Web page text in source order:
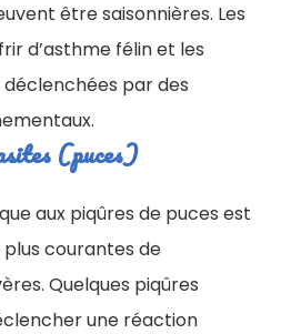
être saisonnières. Les
d’asthme félin et les
par des
(puces)
aux piqûres de puces est
plus courantes de
Quelques piqûres
une réaction